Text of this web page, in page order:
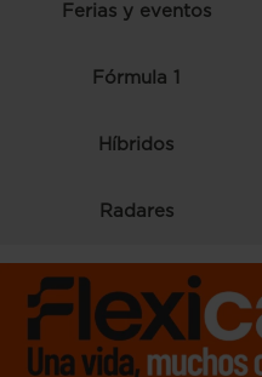
Ferias y eventos
Fórmula 1
Híbridos
Radares